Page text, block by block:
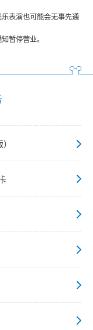
表演也可能会无事先通
暂停营业。